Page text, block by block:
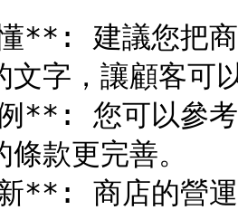
**: 建議您把商
文字，讓顧客可
**: 您可以參考
款更完善。
**: 商店的營運